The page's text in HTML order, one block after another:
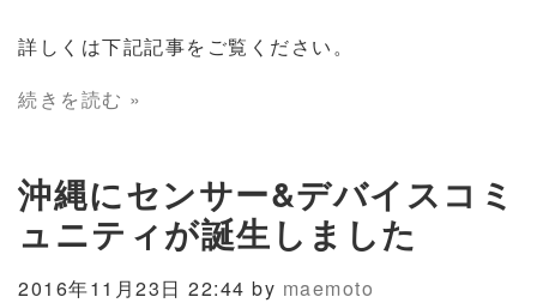
詳しくは下記記事をご覧ください。
続きを読む »
沖縄にセンサー&デバイスコミ
ュニティが誕生しました
2016年11月23日 22:44 by maemoto